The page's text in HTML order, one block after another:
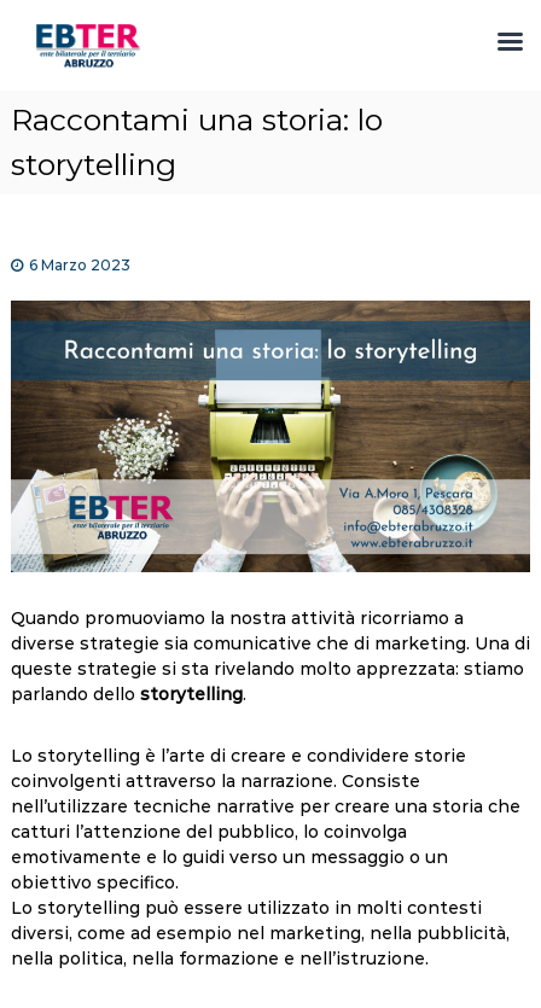
Raccontami una storia: lo
storytelling
6 Marzo 2023
Quando promuoviamo la nostra attività ricorriamo a
diverse strategie sia comunicative che di marketing. Una di
queste strategie si sta rivelando molto apprezzata: stiamo
parlando dello storytelling.
Lo storytelling è l’arte di creare e condividere storie
coinvolgenti attraverso la narrazione. Consiste
nell’utilizzare tecniche narrative per creare una storia che
catturi l’attenzione del pubblico, lo coinvolga
emotivamente e lo guidi verso un messaggio o un
obiettivo specifico.
Lo storytelling può essere utilizzato in molti contesti
diversi, come ad esempio nel marketing, nella pubblicità,
nella politica, nella formazione e nell’istruzione.